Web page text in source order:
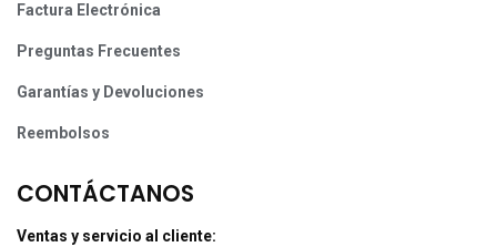
Factura Electrónica
Preguntas Frecuentes
Garantías y Devoluciones
Reembolsos
CONTÁCTANOS
Ventas y servicio al cliente: